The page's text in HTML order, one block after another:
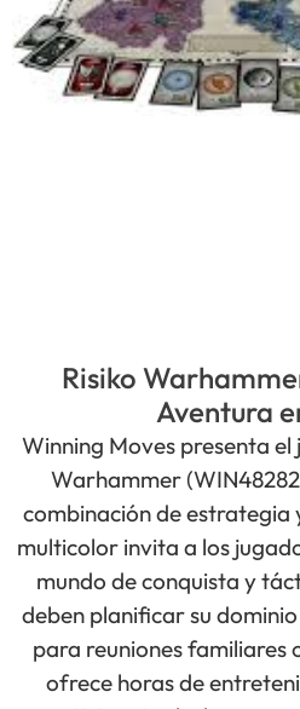
Risiko
Aventura
Winning Moves presenta el
Warhammer
combinación de estrategia
multicolor invita a los
mundo de conquista y
deben planificar su
para reuniones familiares
ofrece horas de